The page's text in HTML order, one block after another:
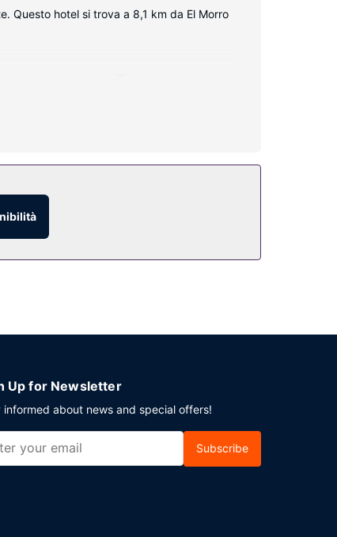
Questo hotel si trova a 8,1 km da El Morro
e scrivanie, mentre le pulizie sono
Up for Newsletter
informed about news and special offers!
Subscribe